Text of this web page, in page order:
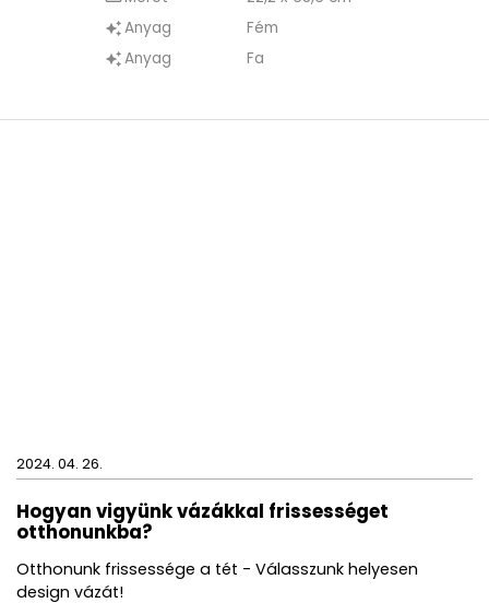
auto_awesomeAnyag Fém
auto_awesomeAnyag Fa
2024. 04. 26.
Hogyan vigyünk vázákkal frissességet
otthonunkba?
Otthonunk frissessége a tét - Válasszunk helyesen
design vázát!